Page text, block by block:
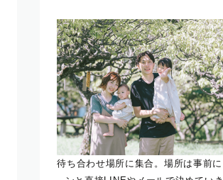
待ち合わせ場所に集合。場所は事前